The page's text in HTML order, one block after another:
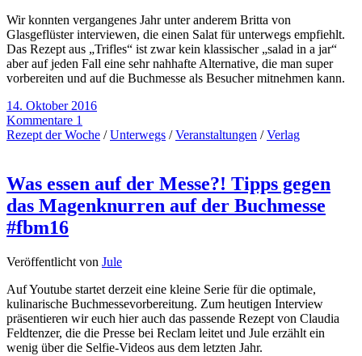
Wir konnten vergangenes Jahr unter anderem Britta von
Glasgeflüster interviewen, die einen Salat für unterwegs empfiehlt.
Das Rezept aus „Trifles“ ist zwar kein klassischer „salad in a jar“
aber auf jeden Fall eine sehr nahhafte Alternative, die man super
vorbereiten und auf die Buchmesse als Besucher mitnehmen kann.
14. Oktober 2016
Kommentare 1
Rezept der Woche /Unterwegs /Veranstaltungen /Verlag
Was essen auf der Messe?! Tipps gegen
das Magenknurren auf der Buchmesse
#fbm16
Veröffentlicht von Jule
Auf Youtube startet derzeit eine kleine Serie für die optimale,
kulinarische Buchmessevorbereitung. Zum heutigen Interview
präsentieren wir euch hier auch das passende Rezept von Claudia
Feldtenzer, die die Presse bei Reclam leitet und Jule erzählt ein
wenig über die Selfie-Videos aus dem letzten Jahr.